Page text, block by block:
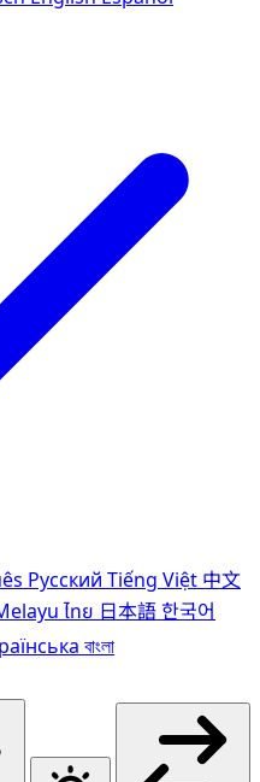
Pусский Tiếng Việt 中文
ไทย 日本語한국어
বাংলা